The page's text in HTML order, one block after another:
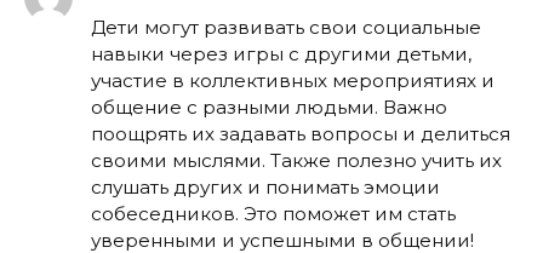
Дети могут развивать свои социальные
навыки через игры с другими детьми,
участие в коллективных мероприятиях и
общение с разными людьми. Важно
поощрять их задавать вопросы и делиться
своими мыслями. Также полезно учить их
слушать других и понимать эмоции
собеседников. Это поможет им стать
уверенными и успешными в общении!